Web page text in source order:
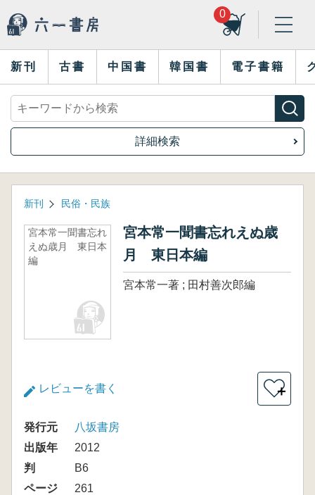
0
新刊 古書 中国書 韓国書 電子書籍
詳細検索
新刊 民俗・民族
宮本常一聞書忘れ
えぬ歳月 東日本
編
宮本常一聞書忘れえぬ歳
月 東日本編
宮本常一著 ; 田村善次郎編
レビューを書く ＋
発行元
八坂書房
出版年
2012
判
B6
ページ
261